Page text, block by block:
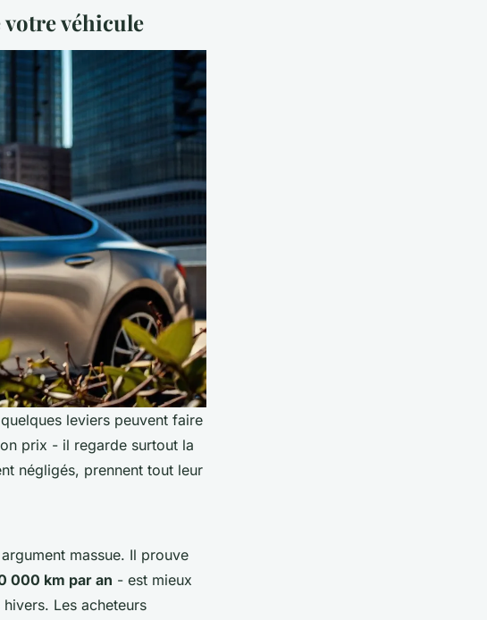
véhicule
leviers peuvent faire
prix - il regarde surtout la
négligés, prennent tout leur
massue. Il prouve
000 km par an - est mieux
Les acheteurs